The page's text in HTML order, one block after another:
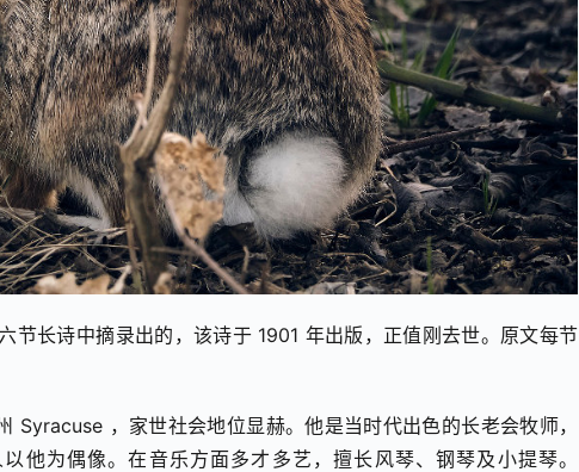
长诗中摘录出的，该诗于 1901 年出版，正值刚去世。原文每节
，家世社会地位显赫。他是当时代出色的长老会牧师，
他为偶像。在音乐方面多才多艺，擅长风琴、钢琴及小提琴。